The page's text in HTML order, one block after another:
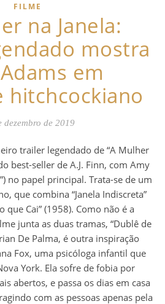
FILME
na Janela:
mostra
em
hitchcockiano
dezembro de 2019
best-seller de A.J. Finn, com Amy
no papel principal. Trata-se de um
que combina “Janela Indiscreta”
que Cai” (1958). Como não é a
junta as duas tramas, “Dublê de
De Palma, é outra inspiração
Fox, uma psicóloga infantil que
York. Ela sofre de fobia por
abertos, e passa os dias em casa
com as pessoas apenas pela